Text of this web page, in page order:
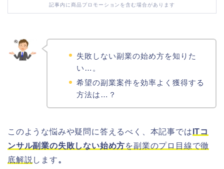
記事内に商品プロモーションを含む場合があります
失敗しない副業の始め方を知りた
い…。
希望の副業案件を効率よく獲得する
方法は…？
このような悩みや疑問に答えるべく、本記事では ITコ
ンサル副業の失敗しない始め方を副業のプロ目線で徹
底解説 します。